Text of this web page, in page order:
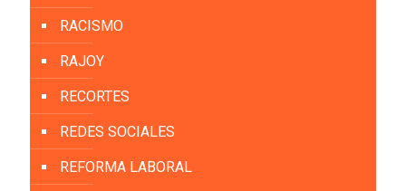
RACISMO
RAJOY
RECORTES
REDES SOCIALES
REFORMA LABORAL